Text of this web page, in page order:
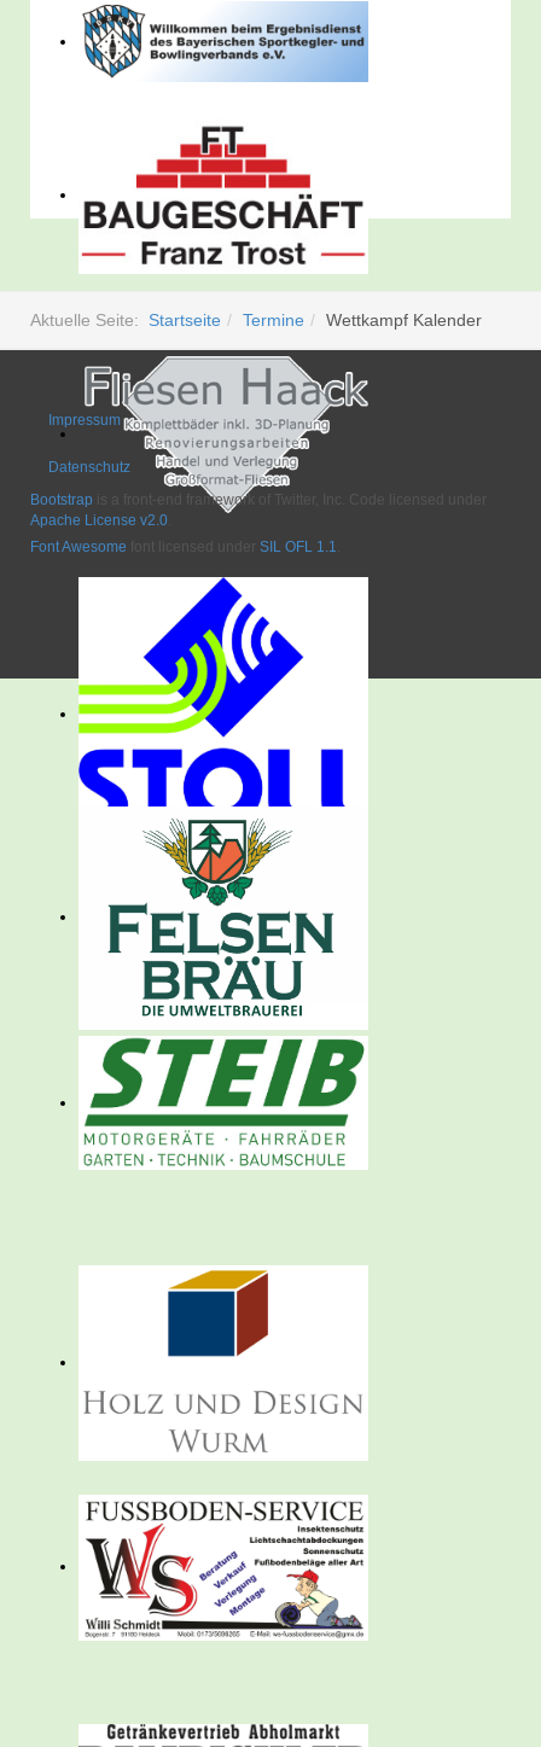
Aktuelle Seite: Startseite Termine Wettkampf Kalender
Impressum
Datenschutz
Bootstrap is a front-end framework of Twitter, Inc. Code licensed under
Apache License v2.0
Font Awesome font licensed under SIL OFL 1.1